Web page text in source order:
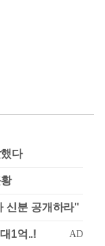
다
신분 공개하라"